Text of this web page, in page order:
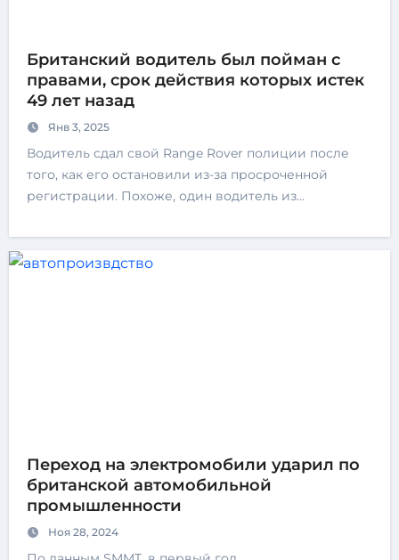
Британский водитель был пойман с
правами, срок действия которых истек
49 лет назад
Янв 3, 2025
Водитель сдал свой Range Rover полиции после
того, как его остановили из-за просроченной
регистрации. Похоже, один водитель из…
Переход на электромобили ударил по
британской автомобильной
промышленности
Ноя 28, 2024